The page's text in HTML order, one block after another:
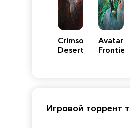
Crimson
Desert
Avatar:
Frontiers
Игровой торрент